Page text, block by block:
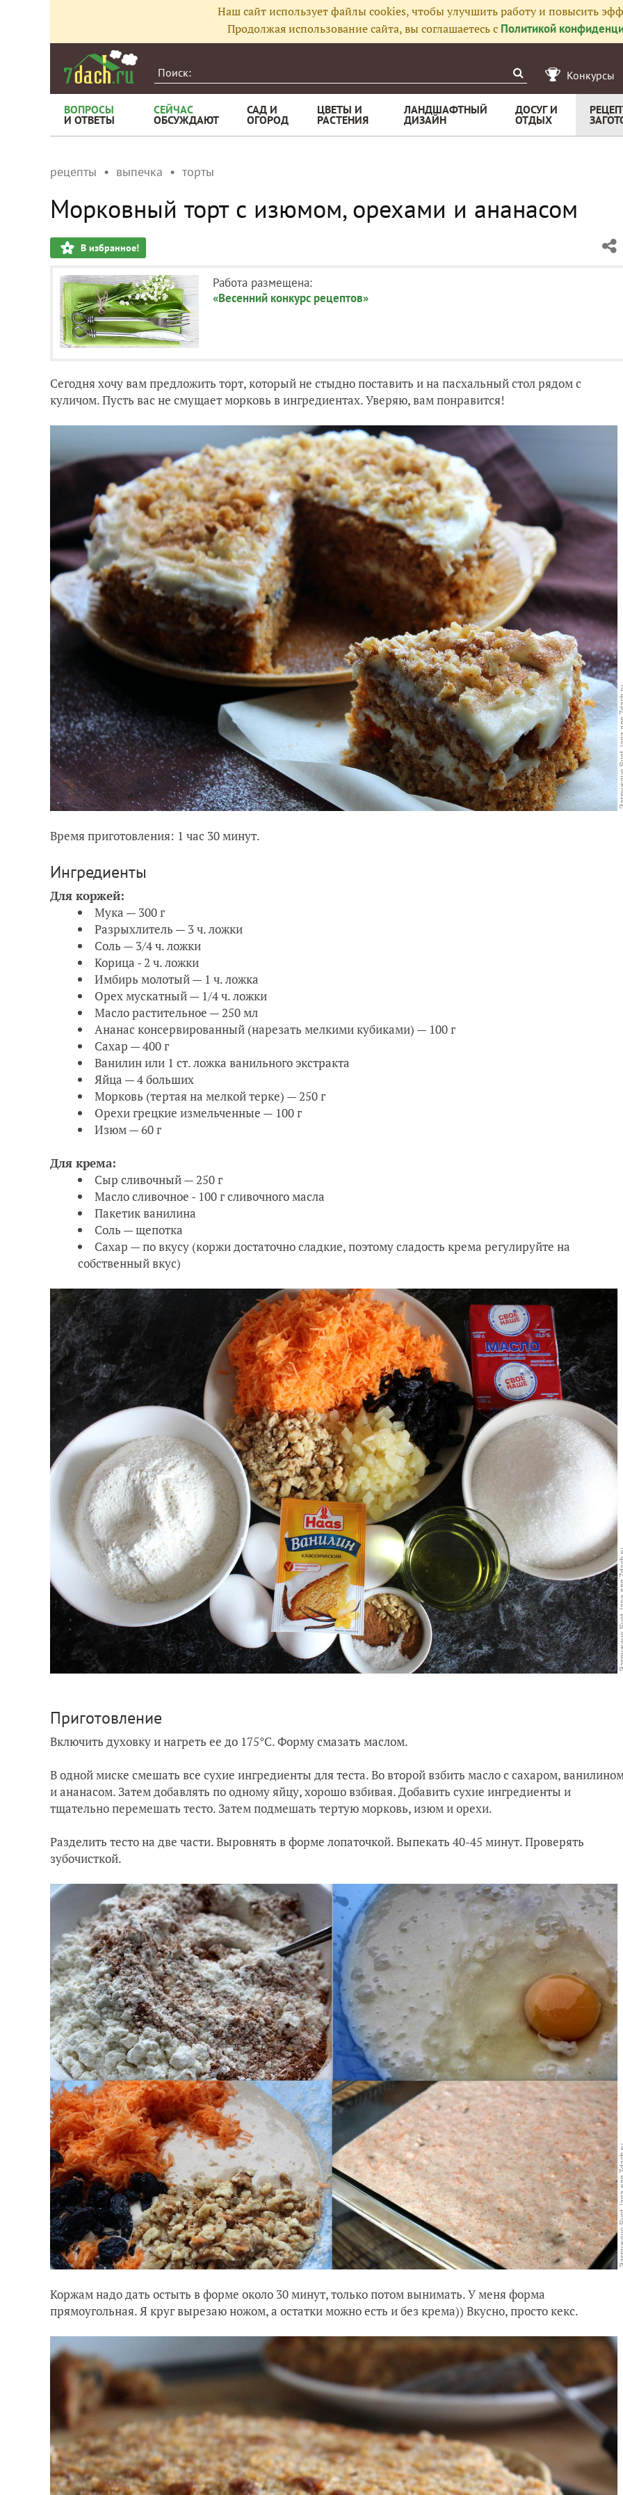
Наш сайт использует файлы cookies, чтобы улучшить работу и повысить
Продолжая использование сайта, вы соглашаетесь с Политикой
Конкурсы
ВОПРОСЫ
И ОТВЕТЫ
СЕЙЧАС
ОБСУЖДАЮТ
САД И
ОГОРОД
ЦВЕТЫ И
РАСТЕНИЯ
ЛАНДШАФТНЫЙ
ДИЗАЙН
ДОСУГ И
ОТДЫХ
рецепты выпечка торты
Морковный торт с изюмом, орехами и ананасом
В избранное!
Работа размещена:
«Весенний конкурс рецептов»
Сегодня хочу вам предложить торт, который не стыдно поставить и на пасхальный стол рядом с
куличом. Пусть вас не смущает морковь в ингредиентах. Уверяю, вам понравится!
Время приготовления: 1 час 30 минут.
Ингредиенты
Для коржей:
Мука — 300 г
Разрыхлитель — 3 ч. ложки
Соль — 3/4 ч. ложки
Корица - 2 ч. ложки
Имбирь молотый — 1 ч. ложка
Орех мускатный — 1/4 ч. ложки
Масло растительное — 250 мл
Ананас консервированный (нарезать мелкими кубиками) — 100 г
Сахар — 400 г
Ванилин или 1 ст. ложка ванильного экстракта
Яйца — 4 больших
Морковь (тертая на мелкой терке) — 250 г
Орехи грецкие измельченные — 100 г
Изюм — 60 г
Для крема:
Сыр сливочный — 250 г
Масло сливочное - 100 г сливочного масла
Пакетик ванилина
Соль — щепотка
Сахар — по вкусу (коржи достаточно сладкие, поэтому сладость крема регулируйте на
собственный вкус)
Приготовление
Включить духовку и нагреть ее до 175°C. Форму смазать маслом.
В одной миске смешать все сухие ингредиенты для теста. Во второй взбить масло с сахаром,
и ананасом. Затем добавлять по одному яйцу, хорошо взбивая. Добавить сухие ингредиенты и
тщательно перемешать тесто. Затем подмешать тертую морковь, изюм и орехи.
Разделить тесто на две части. Выровнять в форме лопаточкой. Выпекать 40-45 минут. Проверять
зубочисткой.
Коржам надо дать остыть в форме около 30 минут, только потом вынимать. У меня форма
прямоугольная. Я круг вырезаю ножом, а остатки можно есть и без крема)) Вкусно, просто кекс.